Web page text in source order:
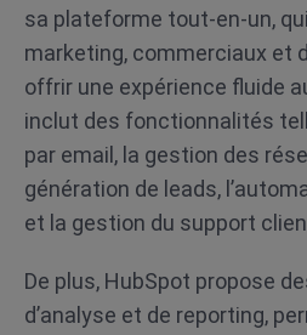
sa plateforme tout-en-un,
marketing, commerciaux et
offrir une expérience fluide
inclut des fonctionnalités
par email, la gestion des
génération de leads,
et la gestion du support
De plus, HubSpot propose
d’analyse et de reporting,